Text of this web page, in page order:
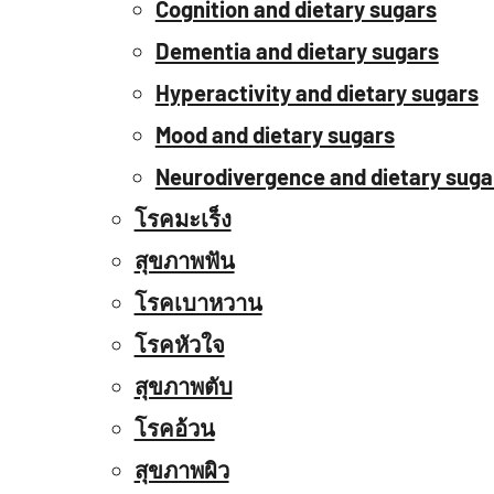
Cognition and dietary sugars
Dementia and dietary sugars
Hyperactivity and dietary sugars
Mood and dietary sugars
Neurodivergence and dietary
โรคมะเร็ง
สุขภาพฟัน
โรคเบาหวาน
โรคหัวใจ
สุขภาพตับ
โรคอ้วน
สุขภาพผิว